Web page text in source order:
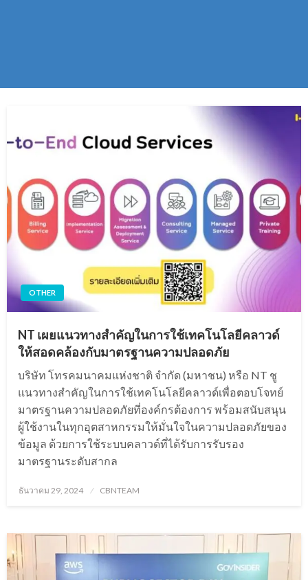
OTHER
NT เผยแนวทางสำคัญในการใช้เทคโนโลยีคลาวด์
ให้สอดคล้องกับมาตรฐานความปลอดภัย
บริษัท โทรคมนาคมแห่งชาติ จำกัด (มหาชน) หรือ NT ชู
แนวทางสำคัญในการใช้เทคโนโลยีคลาวด์เพื่อตอบโจทย์
มาตรฐานความปลอดภัยที่องค์กรต้องการ พร้อมสนับสนุน
ผู้ใช้งานในทุกอุตสาหกรรมให้มั่นใจในความปลอดภัยของ
ข้อมูล ด้วยการใช้ระบบคลาวด์ที่ได้รับการรับรอง
มาตรฐานระดับสากล
Posted
ธันวาคม 29, 2024 CBNTEAM